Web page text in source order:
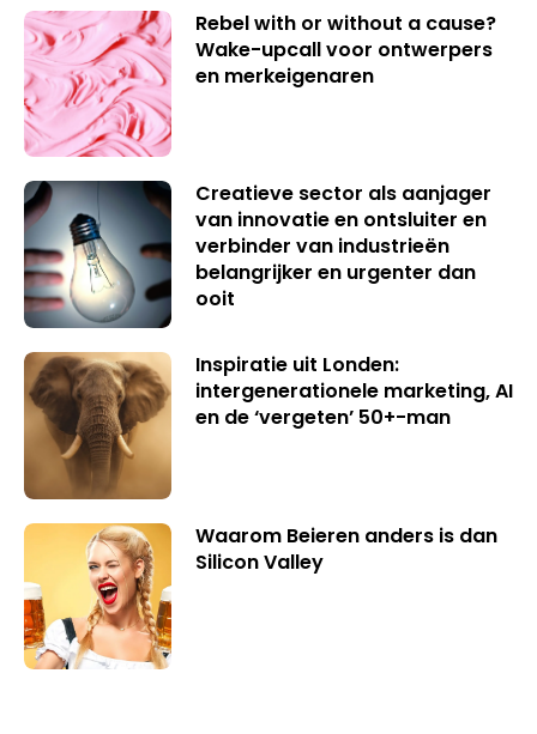
Rebel with or without a cause?
Wake-upcall voor ontwerpers
en merkeigenaren
Creatieve sector als aanjager
van innovatie en ontsluiter en
verbinder van industrieën
belangrijker en urgenter dan
ooit
Inspiratie uit Londen:
intergenerationele marketing, AI
en de ‘vergeten’ 50+-man
Waarom Beieren anders is dan
Silicon Valley